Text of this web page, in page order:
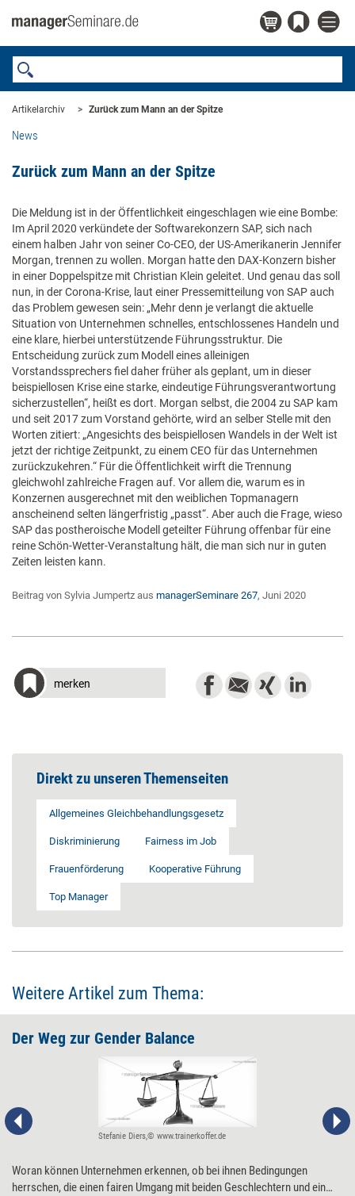
Artikelarchiv Zurück zum Mann an der Spitze
News
Zurück zum Mann an der Spitze
Die Meldung ist in der Öffentlichkeit eingeschlagen wie eine Bombe:
Im April 2020 verkündete der Softwarekonzern SAP, sich nach
einem halben Jahr von seiner Co-CEO, der US-Amerikanerin Jennifer
Morgan, trennen zu wollen. Morgan hatte den DAX-Konzern bisher
in einer Doppelspitze mit Christian Klein geleitet. Und genau das soll
nun, in der Corona-Krise, laut einer Pressemitteilung von SAP auch
das Problem gewesen sein: „Mehr denn je verlangt die aktuelle
Situation von Unternehmen schnelles, entschlossenes Handeln und
eine klare, hierbei unterstützende Führungsstruktur. Die
Entscheidung zurück zum Modell eines alleinigen
Vorstandssprechers fiel daher früher als geplant, um in dieser
beispiellosen Krise eine starke, eindeutige Führungsverantwortung
sicherzustellen“, heißt es dort. Morgan selbst, die 2004 zu SAP kam
und seit 2017 zum Vorstand gehörte, wird an selber Stelle mit den
Worten zitiert: „Angesichts des beispiellosen Wandels in der Welt ist
jetzt der richtige Zeitpunkt, zu einem CEO für das Unternehmen
zurückzukehren.“ Für die Öffentlichkeit wirft die Trennung
gleichwohl zahlreiche Fragen auf. Vor allem die, warum es in
Konzernen ausgerechnet mit den weiblichen Topmanagern
anscheinend selten längerfristig „passt“. Aber auch die Frage, wieso
SAP das postheroische Modell geteilter Führung offenbar für eine
reine Schön-Wetter-Veranstaltung hält, die man sich nur in guten
Zeiten leisten kann.
Beitrag von Sylvia Jumpertz aus managerSeminare 267, Juni 2020
merken
Direkt zu unseren Themenseiten
Allgemeines Gleichbehandlungsgesetz
Diskriminierung Fairness im Job
Frauenförderung Kooperative Führung
Top Manager
Weitere Artikel zum Thema:
Der Weg zur Gender ­Balance
Stefanie Diers,© www.trainerkoffer.de
Woran können Unternehmen erkennen, ob bei ihnen Bedingungen
herrschen, die einen fairen Umgang mit beiden Geschlechtern und ein